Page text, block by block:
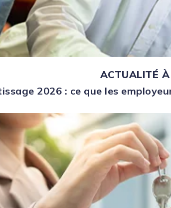
ACTUALITÉ
2026 : ce que les